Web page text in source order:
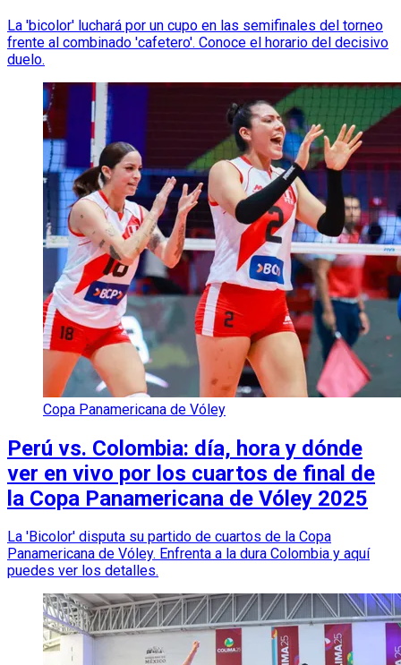
La 'bicolor' luchará por un cupo en las semifinales del torneo
frente al combinado 'cafetero'. Conoce el horario del decisivo
duelo.
Copa Panamericana de Vóley
Perú vs. Colombia: día, hora y dónde
ver en vivo por los cuartos de final de
la Copa Panamericana de Vóley 2025
La 'Bicolor' disputa su partido de cuartos de la Copa
Panamericana de Vóley. Enfrenta a la dura Colombia y aquí
puedes ver los detalles.